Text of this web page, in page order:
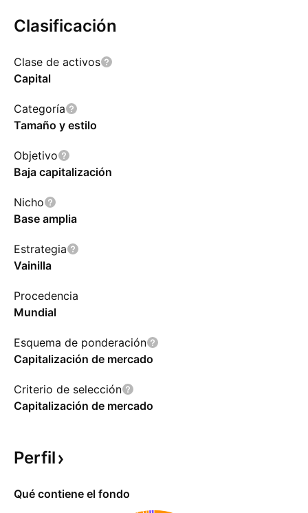
Clasificación
Clase de activos
Capital
Categoría
Tamaño y estilo
Objetivo
Baja capitalización
Nicho
Base amplia
Estrategia
Vainilla
Procedencia
Mundial
Esquema de ponderación
Capitalización de mercado
Criterio de selección
Capitalización de mercado
Perfil
Qué contiene el fondo